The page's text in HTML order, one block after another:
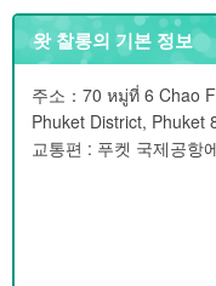
왓 찰롱의 기본 정보
주소：70 หมู่ที่ 6 Chao
Phuket District, Phuket
교통편 : 푸켓 국제공항